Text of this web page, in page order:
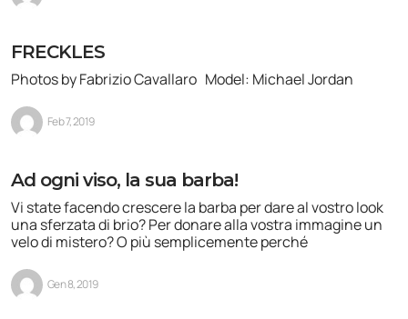
FRECKLES
Photos by Fabrizio Cavallaro Model: Michael Jordan
Feb 7, 2019
Ad ogni viso, la sua barba!
Vi state facendo crescere la barba per dare al vostro look
una sferzata di brio? Per donare alla vostra immagine un
velo di mistero? O più semplicemente perché
Gen 8, 2019